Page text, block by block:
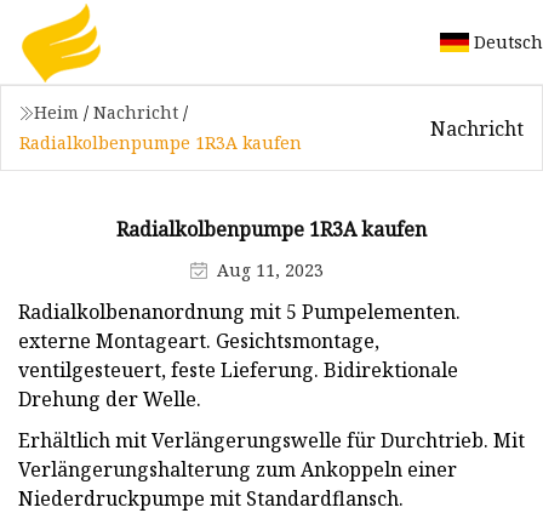
Deutsch
Heim / Nachricht /
Radialkolbenpumpe 1R3A kaufen
Nachricht
Radialkolbenpumpe 1R3A kaufen
Aug 11, 2023
Radialkolbenanordnung mit 5 Pumpelementen.
externe Montageart. Gesichtsmontage,
ventilgesteuert, feste Lieferung. Bidirektionale
Drehung der Welle.
Erhältlich mit Verlängerungswelle für Durchtrieb. Mit
Verlängerungshalterung zum Ankoppeln einer
Niederdruckpumpe mit Standardflansch.